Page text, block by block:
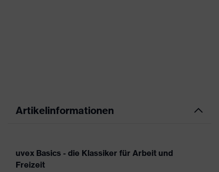
Artikelinformationen
uvex Basics - die Klassiker für Arbeit und
Freizeit